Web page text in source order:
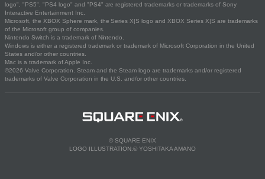
logo", "PS5", "PS4 logo" and "PS4" are registered trademarks or trademarks of Sony
Interactive Entertainment Inc.
Microsoft, the XBOX Sphere mark, the Series X|S logo and XBOX Series X|S are trademarks
of the Microsoft group of companies.
Nintendo Switch is a trademark of Nintendo.
Windows is either a registered trademark or trademark of Microsoft Corporation in the United
States and/or other countries.
Mac is a trademark of Apple Inc.
©2026 Valve Corporation. Steam and the Steam logo are trademarks and/or registered
trademarks of Valve Corporation in the U.S. and/or other countries.
© SQUARE ENIX
LOGO ILLUSTRATION:© YOSHITAKA AMANO